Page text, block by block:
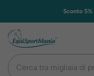
Sconto 5%